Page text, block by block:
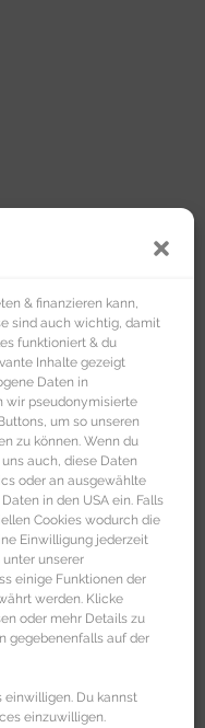
& finanzieren kann,
sind auch wichtig, damit
funktioniert & du
Inhalte gezeigt
Daten in
wir pseudonymisierte
um so unseren
zu können. Wenn du
auch, diese Daten
oder an ausgewählte
in den USA ein. Falls
Cookies wodurch die
Einwilligung jederzeit
unserer
einige Funktionen der
werden. Klicke
oder mehr Details zu
gegebenenfalls auf der
einwilligen. Du kannst
einzuwilligen.